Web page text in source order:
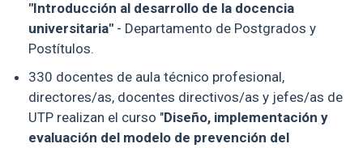
"Introducción al desarrollo de la docencia
universitaria" - Departamento de Postgrados y
Postítulos.
330 docentes de aula técnico profesional,
directores/as, docentes directivos/as y jefes/as de
UTP realizan el curso "Diseño, implementación y
evaluación del modelo de prevención del